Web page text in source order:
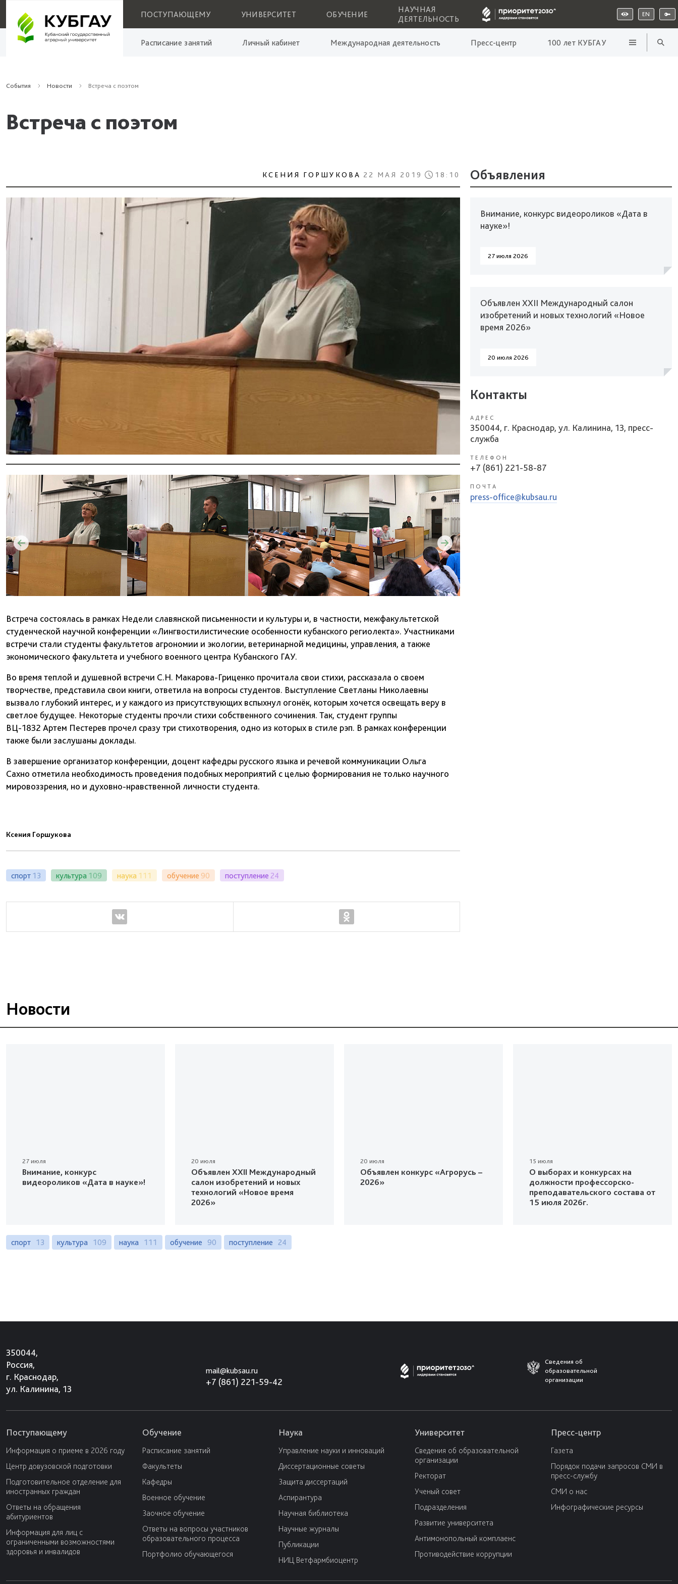
ПОСТУПАЮЩЕМУ УНИВЕРСИТЕТ ОБУЧЕНИЕ
НАУЧНАЯ
ДЕЯТЕЛЬНОСТЬ
EN
Расписание занятий Личный кабинет Международная деятельность Пресс-центр 100 лет КУБГАУ
События Новости Встреча с поэтом
Встреча с поэтом
КСЕНИЯ ГОРШУКОВА 22 МАЯ 2019 18:10
Встреча состоялась в рамках Недели славянской письменности и культуры и, в частности, межфакультетской
студенческой научной конференции «Лингвостилистические особенности кубанского региолекта». Участниками
встречи стали студенты факультетов агрономии и экологии, ветеринарной медицины, управления, а также
экономического факультета и учебного военного центра Кубанского ГАУ.
Во время теплой и душевной встречи С.Н. Макарова-Гриценко прочитала свои стихи, рассказала о своем
творчестве, представила свои книги, ответила на вопросы студентов. Выступление Светланы Николаевны
вызвало глубокий интерес, и у каждого из присутствующих вспыхнул огонёк, которым хочется освещать веру в
светлое будущее. Некоторые студенты прочли стихи собственного сочинения. Так, студент группы
ВЦ-1832 Артем Пестерев прочел сразу три стихотворения, одно из которых в стиле рэп. В рамках конференции
также были заслушаны доклады.
В завершение организатор конференции, доцент кафедры русского языка и речевой коммуникации Ольга
Сахно отметила необходимость проведения подобных мероприятий с целью формирования не только научного
мировоззрения, но и духовно-нравственной личности студента.
Ксения Горшукова
спорт 13 культура 109 наука 111 обучение 90 поступление 24
Объявления
Внимание, конкурс видеороликов «Дата в
науке»!
27 июля 2026
Объявлен XXII Международный салон
изобретений и новых технологий «Новое
время 2026»
20 июля 2026
Контакты
АДРЕС
350044, г. Краснодар, ул. Калинина, 13, пресс-
служба
ТЕЛЕФОН
+7 (861) 221-58-87
ПОЧТА
press-office@kubsau.ru
Новости
27 июля
Внимание, конкурс
видеороликов «Дата в науке»!
20 июля
Объявлен XXII Международный
салон изобретений и новых
технологий «Новое время
2026»
20 июля
Объявлен конкурс «Агрорусь –
2026»
15 июля
О выборах и конкурсах на
должности профессорско-
преподавательского состава от
15 июля 2026г.
спорт 13 культура 109 наука 111 обучение 90 поступление 24
350044,
Россия,
г. Краснодар,
ул. Калинина, 13
mail@kubsau.ru
+7 (861) 221-59-42
Сведения об
образовательной
организации
Поступающему
Информация о приеме в 2026 году
Центр довузовской подготовки
Подготовительное отделение для
иностранных граждан
Ответы на обращения
абитуриентов
Информация для лиц с
ограниченными возможностями
здоровья и инвалидов
Обучение
Расписание занятий
Факультеты
Кафедры
Военное обучение
Заочное обучение
Ответы на вопросы участников
образовательного процесса
Портфолио обучающегося
Наука
Управление науки и инноваций
Диссертационные советы
Защита диссертаций
Аспирантура
Научная библиотека
Научные журналы
Публикации
НИЦ Ветфармбиоцентр
Университет
Сведения об образовательной
организации
Ректорат
Ученый совет
Подразделения
Развитие университета
Антимонопольный комплаенс
Противодействие коррупции
Пресс-центр
Газета
Порядок подачи запросов СМИ в
пресс-службу
СМИ о нас
Инфографические ресурсы